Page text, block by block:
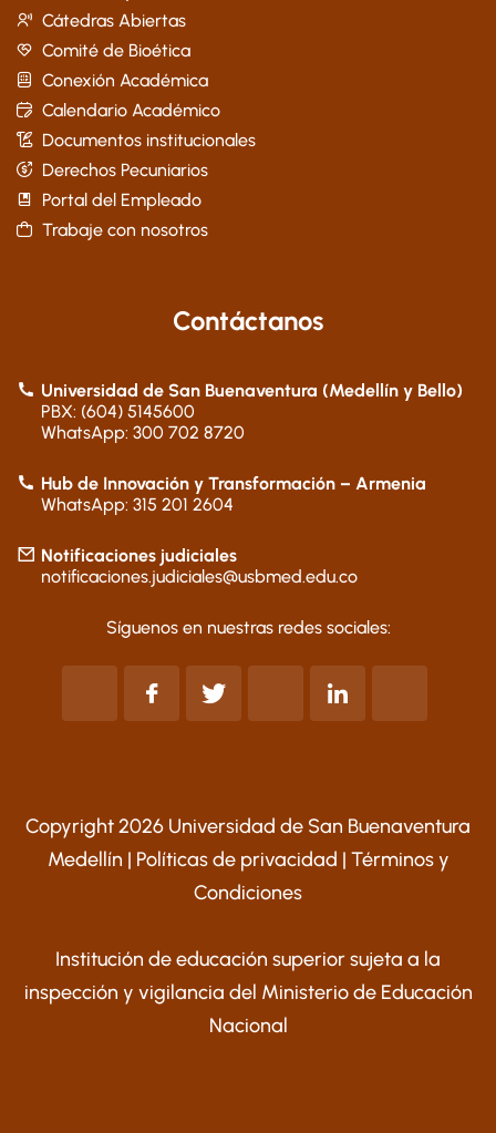
Cátedras Abiertas
Comité de Bioética
Conexión Académica
Calendario Académico
Documentos institucionales
Derechos Pecuniarios
Portal del Empleado
Trabaje con nosotros
Contáctanos
Universidad de San Buenaventura (Medellín y Bello)
PBX: (604) 5145600
WhatsApp: 300 702 8720
Hub de Innovación y Transformación – Armenia
WhatsApp: 315 201 2604
Notificaciones judiciales
notificaciones.judiciales@usbmed.edu.co
Síguenos en nuestras redes sociales:
Copyright 2026 Universidad de San Buenaventura
Medellín | Políticas de privacidad | Términos y
Condiciones
Institución de educación superior sujeta a la
inspección y vigilancia del Ministerio de Educación
Nacional